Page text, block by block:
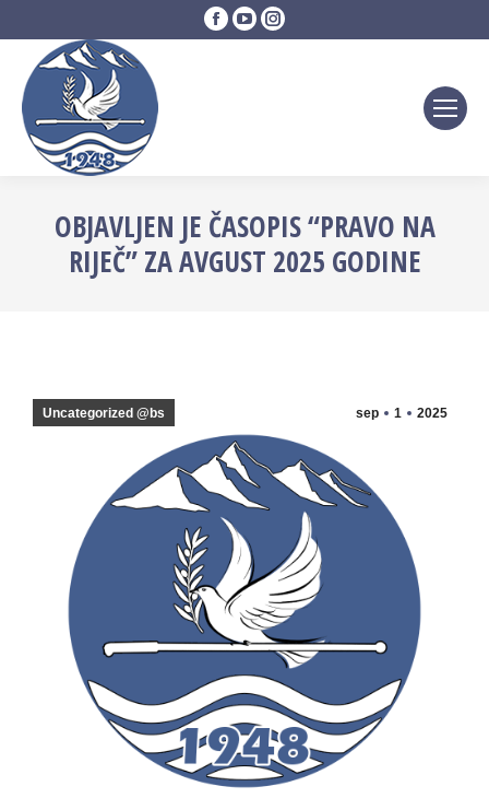
Facebook
page
YouTube
page
Instagram
page
OBJAVLJEN JE ČASOPIS “PRAVO NA
RIJEČ” ZA AVGUST 2025 GODINE
sep 1 2025
Uncategorized @bs